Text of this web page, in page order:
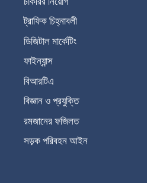
ট্রাফিক চিহ্নাবলী
ডিজিটাল মার্কেটিং
ফাইন্যান্স
বিআরটিএ
বিজ্ঞান ও প্রযুক্তি
রমজানের ফজিলত
সড়ক পরিবহন আইন